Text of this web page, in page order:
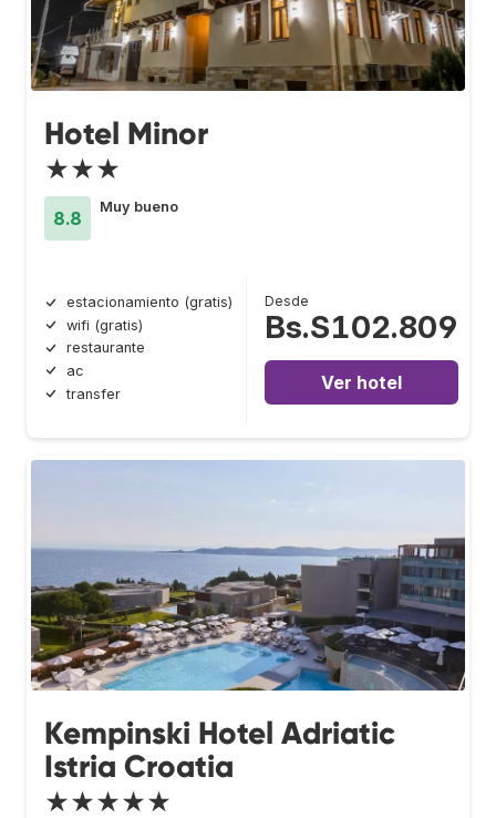
Hotel Minor
★★★
8.8
Muy bueno
estacionamiento (gratis)
wifi (gratis)
restaurante
ac
transfer
Desde
Bs.S102.809
Ver hotel
Kempinski Hotel Adriatic
Istria Croatia
★★★★★